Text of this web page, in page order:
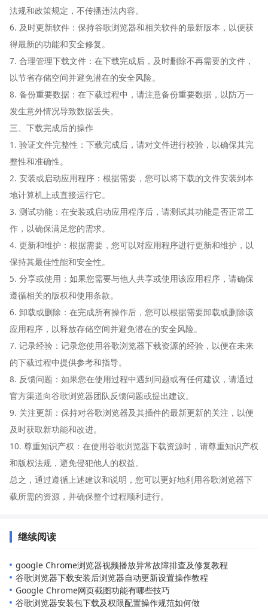
法规和政策规定，不传播违法内容。
6. 及时更新软件：保持谷歌浏览器和相关软件的最新版本，以便获
得最新的功能和安全修复。
7. 合理管理下载文件：在下载完成后，及时删除不再需要的文件，
以节省存储空间并避免潜在的安全风险。
8. 备份重要数据：在下载过程中，请注意备份重要数据，以防万一
发生意外情况导致数据丢失。
三、下载完成后的操作
1. 验证文件完整性：下载完成后，请对文件进行校验，以确保其完
整性和准确性。
2. 安装或启动应用程序：根据需要，您可以将下载的文件安装到本
地计算机上或直接运行它。
3. 测试功能：在安装或启动应用程序后，请测试其功能是否正常工
作，以确保满足您的需求。
4. 更新和维护：根据需要，您可以对应用程序进行更新和维护，以
保持其最佳性能和安全性。
5. 分享或使用：如果您需要与他人共享或使用该应用程序，请确保
遵循相关的版权和使用条款。
6. 卸载或删除：在完成所有操作后，您可以根据需要卸载或删除该
应用程序，以释放存储空间并避免潜在的安全风险。
7. 记录经验：记录您使用谷歌浏览器下载资源的经验，以便在未来
的下载过程中提供参考和指导。
8. 反馈问题：如果您在使用过程中遇到问题或有任何建议，请通过
官方渠道向谷歌浏览器团队反馈问题或提出建议。
9. 关注更新：保持对谷歌浏览器及其插件的最新更新的关注，以便
及时获取新功能和改进。
10. 尊重知识产权：在使用谷歌浏览器下载资源时，请尊重知识产权
和版权法规，避免侵犯他人的权益。
总之，通过遵循上述建议和说明，您可以更好地利用谷歌浏览器下
载所需的资源，并确保整个过程顺利进行。
继续阅读
google Chrome浏览器视频播放异常故障排查及修复教程
谷歌浏览器下载安装后浏览器自动更新设置操作教程
Google Chrome网页截图功能有哪些技巧
谷歌浏览器安装包下载及权限配置操作规范如何做